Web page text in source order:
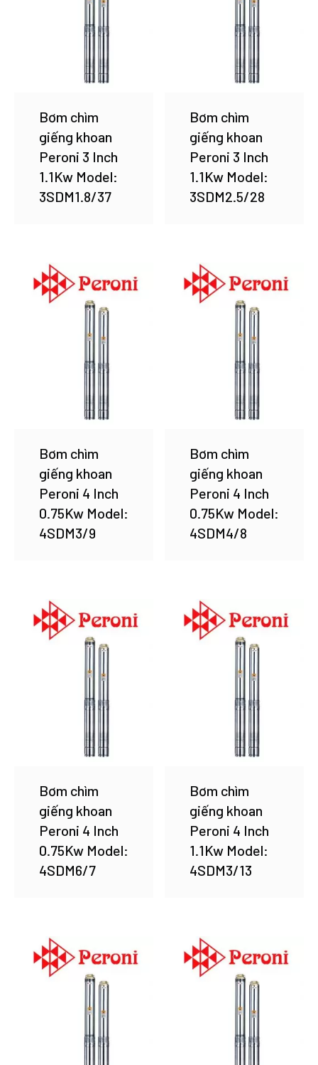
Bơm chìm
giếng khoan
Peroni 3 Inch
1.1Kw Model:
3SDM1.8/37
Bơm chìm
giếng khoan
Peroni 3 Inch
1.1Kw Model:
3SDM2.5/28
Bơm chìm
giếng khoan
Peroni 4 Inch
0.75Kw Model:
4SDM3/9
Bơm chìm
giếng khoan
Peroni 4 Inch
0.75Kw Model:
4SDM4/8
Bơm chìm
giếng khoan
Peroni 4 Inch
0.75Kw Model:
4SDM6/7
Bơm chìm
giếng khoan
Peroni 4 Inch
1.1Kw Model:
4SDM3/13